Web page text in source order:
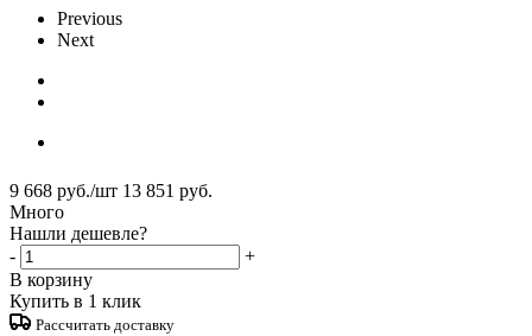
Previous
Next
9 668 руб./шт 13 851 руб.
Много
Нашли дешевле?
-
+
В корзину
Купить в 1 клик
Рассчитать доставку